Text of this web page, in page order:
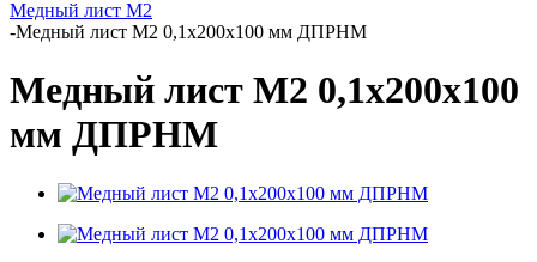
Медный лист М2
-Медный лист М2 0,1х200х100 мм ДПРНМ
Медный лист М2 0,1х200х100
мм ДПРНМ